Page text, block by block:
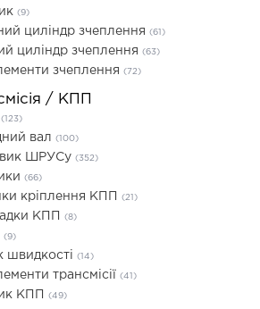
(9)
циліндр зчеплення (61)
циліндр зчеплення (63)
зчеплення (72)
/ КПП
(123)
вал (100)
ШРУСу (352)
(66)
кріплення КПП (21)
КПП (8)
(9)
швидкості (14)
трансмісії (41)
КПП (49)